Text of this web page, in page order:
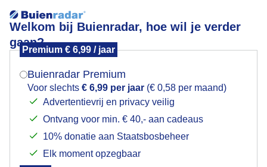
Welkom bij Buienradar, hoe wil je verder
gaan?
Premium € 6,99 / jaar
Buienradar Premium
Voor slechts € 6,99 per jaar (€ 0,58 per maand)
Advertentievrij en privacy veilig
Ontvang voor min. € 40,- aan cadeaus
10% donatie aan Staatsbosbeheer
Elk moment opzegbaar
Gezellige vakantiedrukte op het Veerse-Meer
Mogen we je locatie gebruiken voor het
Indien je hier nog geen akkoord op hebt gegeven,
verschijnt er zo een pop-up uit je browser waarin